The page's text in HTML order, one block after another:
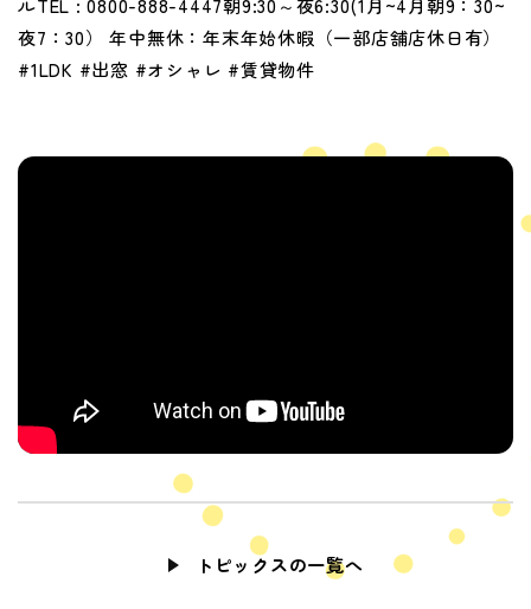
ルTEL : 0800-888-4447朝9:30～夜6:30(1月~4月朝9：30~
夜7：30） 年中無休：年末年始休暇（一部店舗店休日有）
#1LDK #出窓 #オシャレ #賃貸物件
トピックスの一覧へ